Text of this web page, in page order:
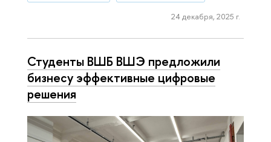
24 декабря, 2025 г.
Студенты ВШБ ВШЭ предложили
бизнесу эффективные цифровые
решения